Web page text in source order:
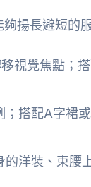
揚長避短的
視覺焦點；
搭配A字裙
洋裝、束腰